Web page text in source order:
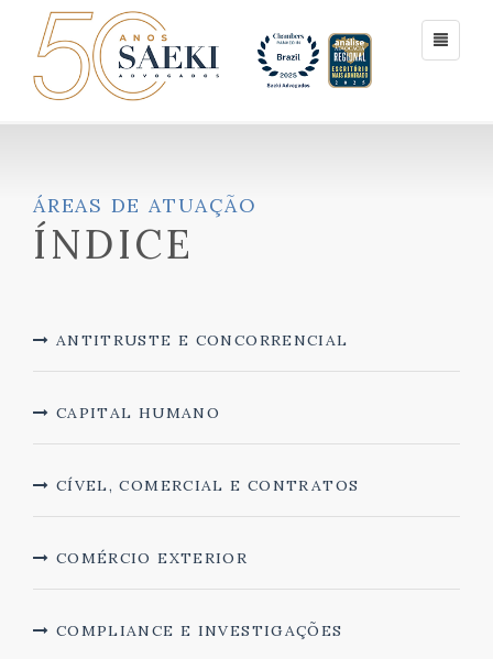
ÁREAS DE ATUAÇÃO
ÍNDICE
ANTITRUSTE E CONCORRENCIAL
CAPITAL HUMANO
CÍVEL, COMERCIAL E CONTRATOS
COMÉRCIO EXTERIOR
COMPLIANCE E INVESTIGAÇÕES